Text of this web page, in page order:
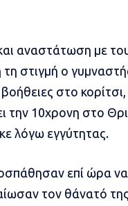
αναστάτωση με
τη στιγμή ο
στο
την 10χρονη στο
λόγω εγγύτητας.
επί ώρα
τον θάνατό